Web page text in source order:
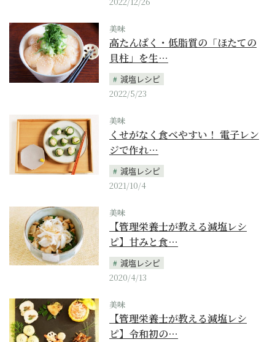
美味
高たんぱく・低脂質の「ほたての
貝柱」を生…
減塩レシピ
2022/5/23
美味
くせがなく食べやすい！ 電子レン
ジで作れ…
減塩レシピ
2021/10/4
美味
【管理栄養士が教える減塩レシ
ピ】甘みと食…
減塩レシピ
2020/4/13
美味
【管理栄養士が教える減塩レシ
ピ】令和初の…